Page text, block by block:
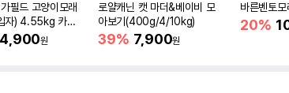
필드 고양이모래
자) 4.55kg 카사
원
로얄캐닌 캣 마더&베이비 모
아보기(400g/4/10kg)
39% 7,900원
바른벤토모
20%